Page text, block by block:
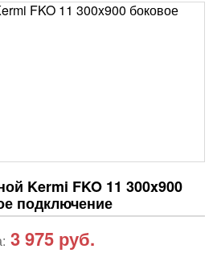
Kermi FKO 11 300x900
подключение
3 975 руб.